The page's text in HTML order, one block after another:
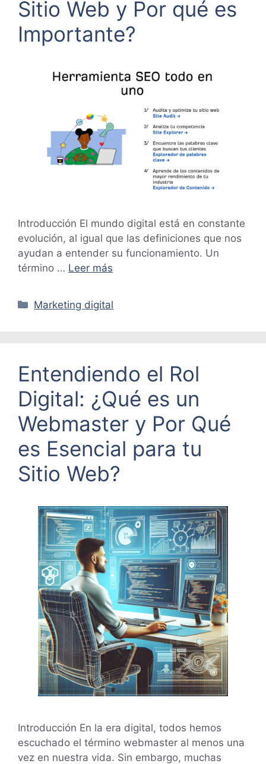
Sitio Web y Por qué es
Importante?
Introducción El mundo digital está en constante
evolución, al igual que las definiciones que nos
ayudan a entender su funcionamiento. Un
término … Leer más
Categorías
Marketing digital
Entendiendo el Rol
Digital: ¿Qué es un
Webmaster y Por Qué
es Esencial para tu
Sitio Web?
Introducción En la era digital, todos hemos
escuchado el término webmaster al menos una
vez en nuestra vida. Sin embargo, muchas